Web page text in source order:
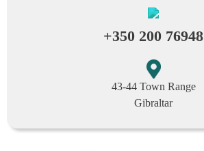
+350 200 76948
43-44 Town Range
Gibraltar